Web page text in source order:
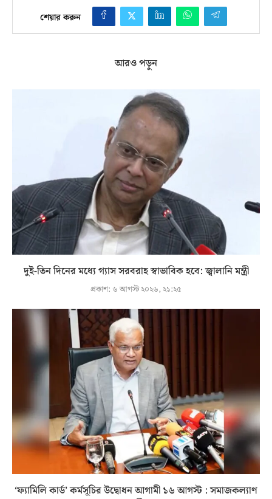
শেয়ার করুন
আরও পড়ুন
দুই-তিন দিনের মধ্যে গ্যাস সরবরাহ স্বাভাবিক হবে: জ্বালানি মন্ত্রী
প্রকাশ: ৬ আগস্ট ২০২৬, ২১:২৫
‘ফ্যামিলি কার্ড’ কর্মসূচির উদ্বোধন আগামী ১৬ আগস্ট : সমাজকল্যাণ